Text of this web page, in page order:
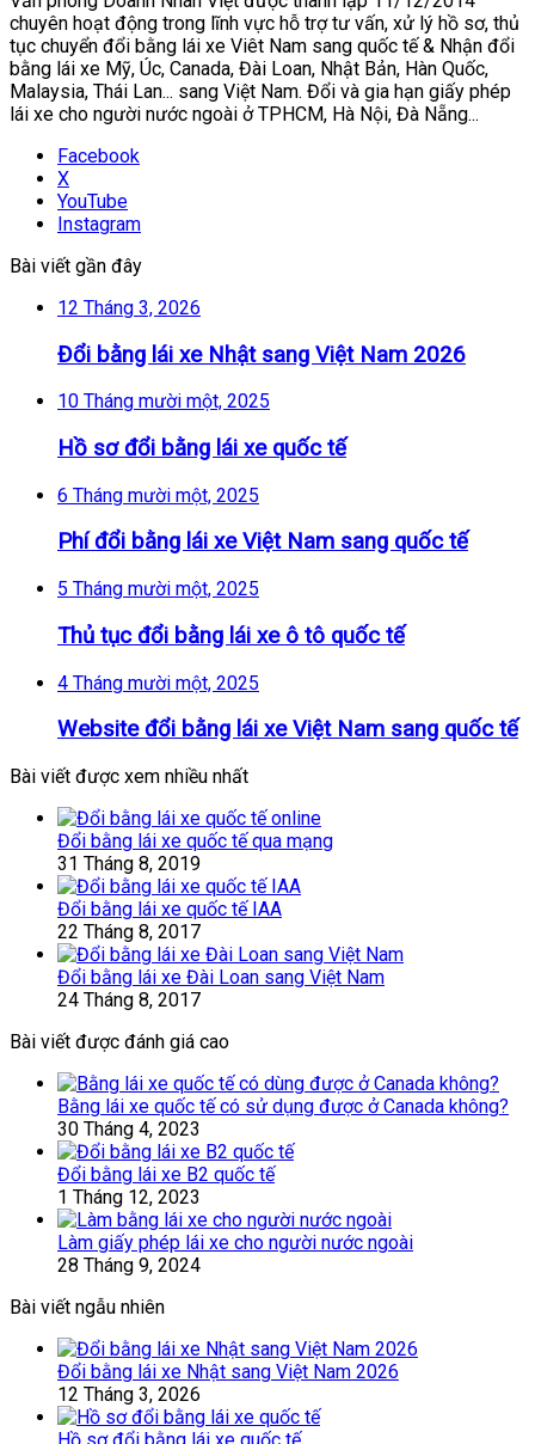
chuyên hoạt động trong lĩnh vực hỗ trợ tư vấn, xử lý hồ sơ, thủ
tục chuyển đổi bằng lái xe Viêt Nam sang quốc tế & Nhận đổi
bằng lái xe Mỹ, Úc, Canada, Đài Loan, Nhật Bản, Hàn Quốc,
Malaysia, Thái Lan... sang Việt Nam. Đổi và gia hạn giấy phép
lái xe cho người nước ngoài ở TPHCM, Hà Nội, Đà Nẵng...
Facebook
X
YouTube
Instagram
Bài viết gần đây
12 Tháng 3, 2026
Đổi bằng lái xe Nhật sang Việt Nam 2026
10 Tháng mười một, 2025
Hồ sơ đổi bằng lái xe quốc tế
6 Tháng mười một, 2025
Phí đổi bằng lái xe Việt Nam sang quốc tế
5 Tháng mười một, 2025
Thủ tục đổi bằng lái xe ô tô quốc tế
4 Tháng mười một, 2025
Website đổi bằng lái xe Việt Nam sang quốc tế
Bài viết được xem nhiều nhất
Đổi bằng lái xe quốc tế qua mạng
31 Tháng 8, 2019
Đổi bằng lái xe quốc tế IAA
22 Tháng 8, 2017
Đổi bằng lái xe Đài Loan sang Việt Nam
24 Tháng 8, 2017
Bài viết được đánh giá cao
Bằng lái xe quốc tế có sử dụng được ở Canada không?
30 Tháng 4, 2023
Đổi bằng lái xe B2 quốc tế
1 Tháng 12, 2023
Làm giấy phép lái xe cho người nước ngoài
28 Tháng 9, 2024
Bài viết ngẫu nhiên
Đổi bằng lái xe Nhật sang Việt Nam 2026
12 Tháng 3, 2026